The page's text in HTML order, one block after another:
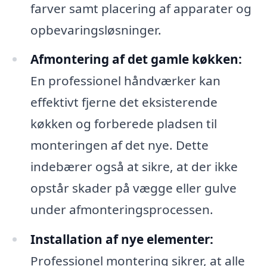
farver samt placering af apparater og
opbevaringsløsninger.
Afmontering af det gamle køkken:
En professionel håndværker kan
effektivt fjerne det eksisterende
køkken og forberede pladsen til
monteringen af det nye. Dette
indebærer også at sikre, at der ikke
opstår skader på vægge eller gulve
under afmonteringsprocessen.
Installation af nye elementer:
Professionel montering sikrer, at alle